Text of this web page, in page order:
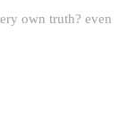
own truth? even